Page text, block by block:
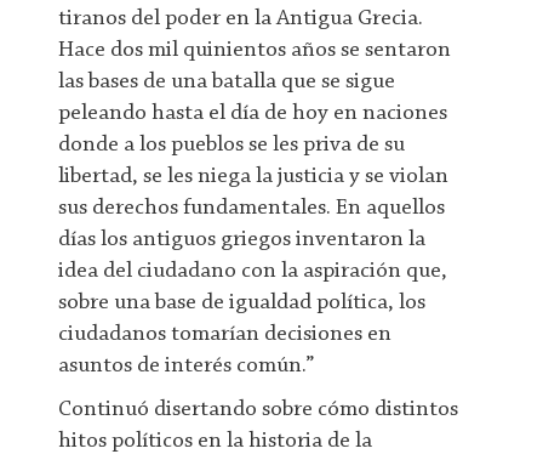
tiranos del poder en la Antigua Grecia.
Hace dos mil quinientos años se sentaron
las bases de una batalla que se sigue
peleando hasta el día de hoy en naciones
donde a los pueblos se les priva de su
libertad, se les niega la justicia y se violan
sus derechos fundamentales. En aquellos
días los antiguos griegos inventaron la
idea del ciudadano con la aspiración que,
sobre una base de igualdad política, los
ciudadanos tomarían decisiones en
asuntos de interés común.”
Continuó disertando sobre cómo distintos
hitos políticos en la historia de la